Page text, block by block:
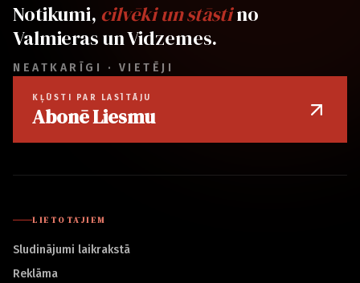
Notikumi, cilvēki un stāstino
Valmieras un Vidzemes.
NEATKARĪGI · VIETĒJI
KĻŪSTI PAR LASĪTĀJU
Abonē Liesmu
LIETOTĀJIEM
Sludinājumi laikrakstā
Reklāma